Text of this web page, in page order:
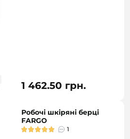
1 462.50 грн.
Робочі шкіряні берці
FARGO
1